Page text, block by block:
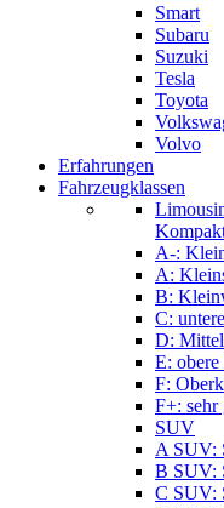
Smart
Subaru
Suzuki
Tesla
Toyota
Volvo
Erfahrungen
Fahrzeugklassen
A-:
A:
B:
C:
D:
E:
F:
F+: sehr
SUV
A SUV:
B SUV:
C SUV: